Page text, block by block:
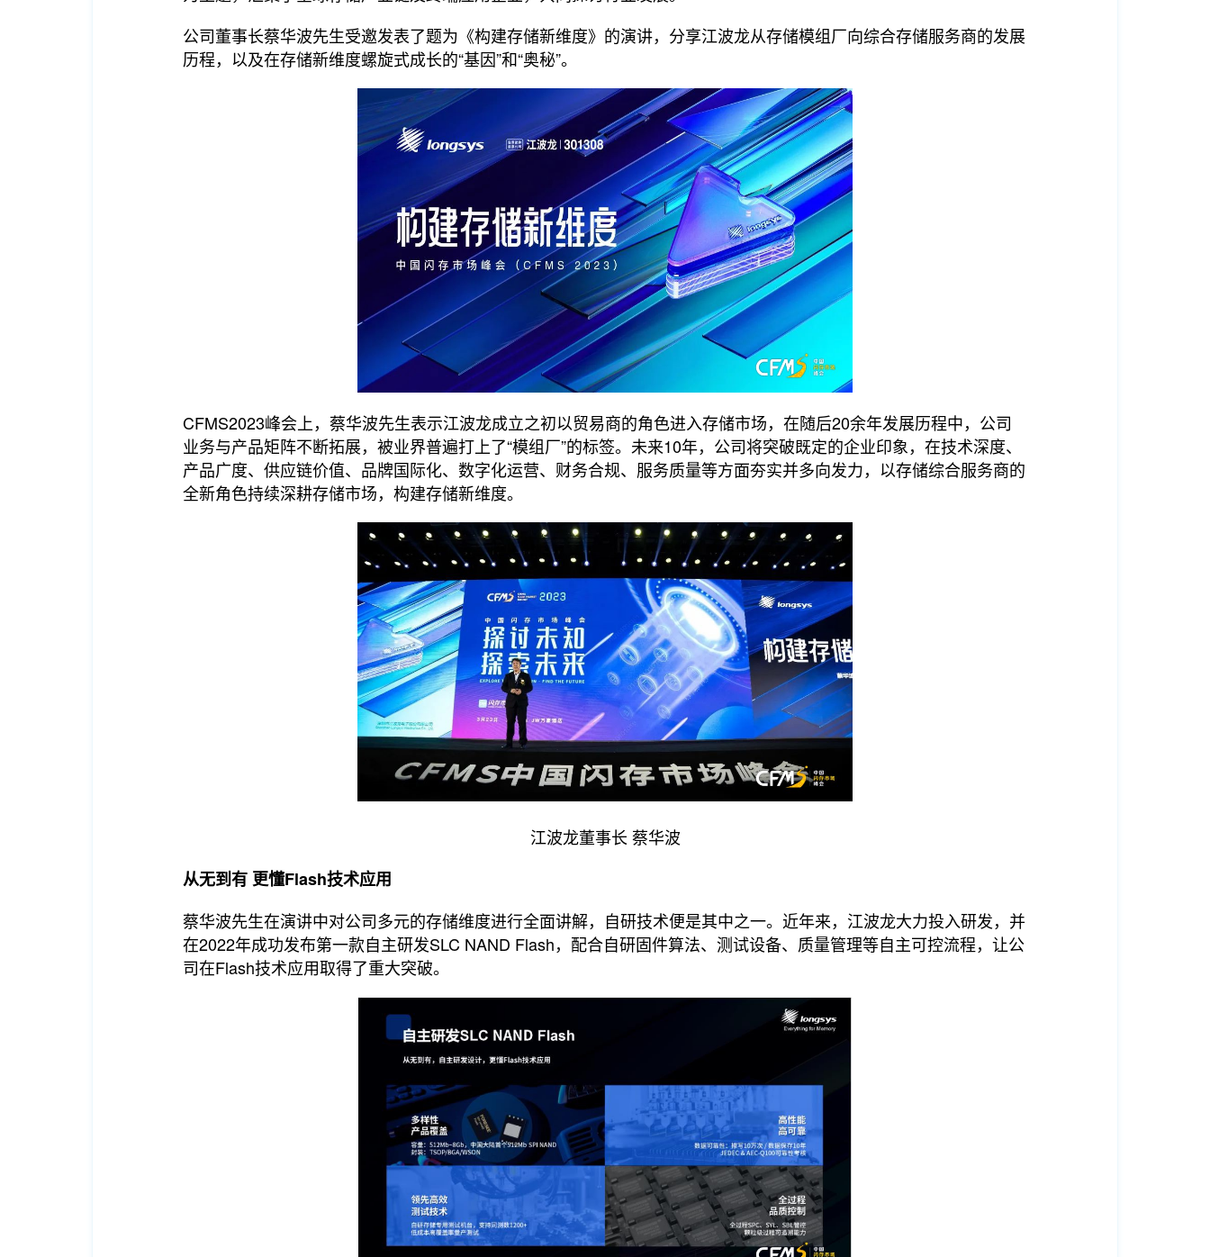
公司董事长蔡华波先生受邀发表了题为《构建存储新维度》的演讲，分享江波龙从存储模组厂向综合存储服务商的发展
历程，以及在存储新维度螺旋式成长的“基因”和“奥秘”。
CFMS2023峰会上，蔡华波先生表示江波龙成立之初以贸易商的角色进入存储市场，在随后20余年发展历程中，公司
业务与产品矩阵不断拓展，被业界普遍打上了“模组厂”的标签。未来10年，公司将突破既定的企业印象，在技术深度、
产品广度、供应链价值、品牌国际化、数字化运营、财务合规、服务质量等方面夯实并多向发力，以存储综合服务商的
全新角色持续深耕存储市场，构建存储新维度。
江波龙董事长 蔡华波
从无到有 更懂Flash技术应用
蔡华波先生在演讲中对公司多元的存储维度进行全面讲解，自研技术便是其中之一。近年来，江波龙大力投入研发，并
在2022年成功发布第一款自主研发SLC NAND Flash，配合自研固件算法、测试设备、质量管理等自主可控流程，让公
司在Flash技术应用取得了重大突破。